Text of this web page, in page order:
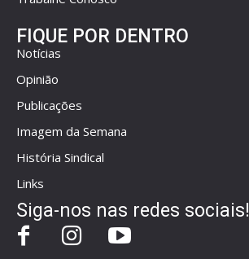
FIQUE POR DENTRO
Notícias
Opinião
Publicações
Imagem da Semana
História Sindical
Links
Siga-nos nas redes sociais!